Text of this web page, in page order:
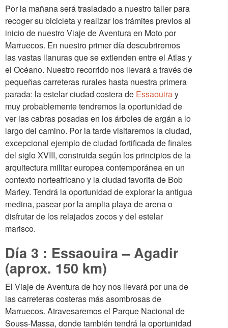
Por la mañana será trasladado a nuestro taller para
recoger su bicicleta y realizar los trámites previos al
inicio de nuestro Viaje de Aventura en Moto por
Marruecos. En nuestro primer día descubriremos
las vastas llanuras que se extienden entre el Atlas y
el Océano. Nuestro recorrido nos llevará a través de
pequeñas carreteras rurales hasta nuestra primera
parada: la estelar ciudad costera de Essaouiray
muy probablemente tendremos la oportunidad de
ver las cabras posadas en los árboles de argán a lo
largo del camino. Por la tarde visitaremos la ciudad,
excepcional ejemplo de ciudad fortificada de finales
del siglo XVIII, construida según los principios de la
arquitectura militar europea contemporánea en un
contexto norteafricano y la ciudad favorita de Bob
Marley. Tendrá la oportunidad de explorar la antigua
medina, pasear por la amplia playa de arena o
disfrutar de los relajados zocos y del estelar
marisco.
Día 3 : Essaouira – Agadir
(aprox. 150 km)
El Viaje de Aventura de hoy nos llevará por una de
las carreteras costeras más asombrosas de
Marruecos. Atravesaremos el Parque Nacional de
Souss-Massa, donde también tendrá la oportunidad